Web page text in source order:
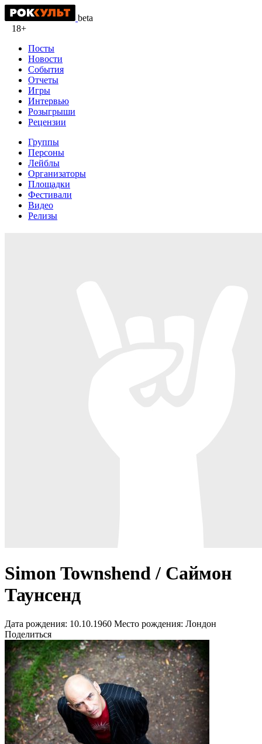
beta
18+
Посты
Новости
События
Отчеты
Игры
Интервью
Розыгрыши
Рецензии
Группы
Персоны
Лейблы
Организаторы
Площадки
Фестивали
Видео
Релизы
Simon Townshend / Саймон
Таунсенд
Дата рождения: 10.10.1960 Место рождения: Лондон
Поделиться